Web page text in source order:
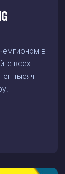
в
всех
тысяч